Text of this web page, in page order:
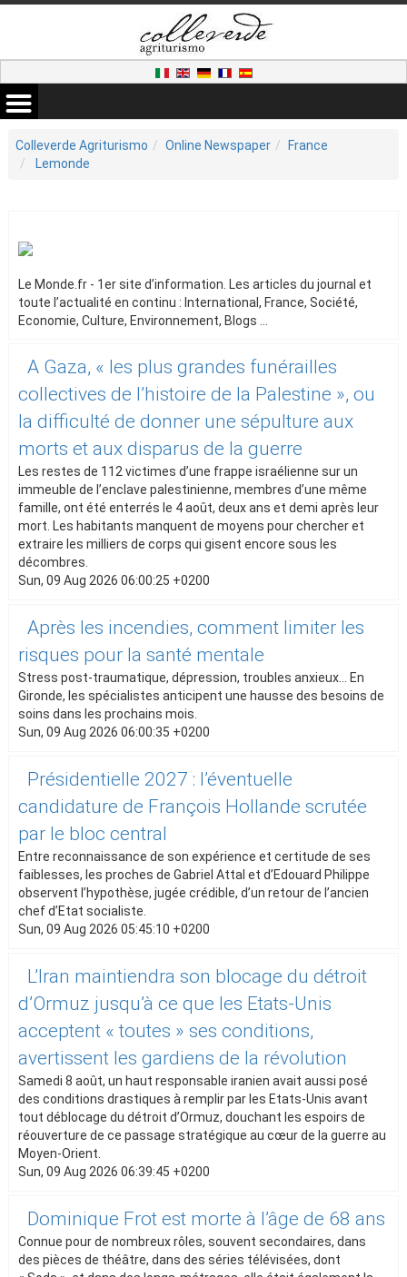
Colleverde Agriturismo Online Newspaper
France
Lemonde
Le Monde.fr - 1er site d’information. Les articles du journal et
toute l’actualité en continu : International, France, Société,
Economie, Culture, Environnement, Blogs ...
A Gaza, « les plus grandes funérailles
collectives de l’histoire de la Palestine », ou
la difficulté de donner une sépulture aux
morts et aux disparus de la guerre
Les restes de 112 victimes d’une frappe israélienne sur un
immeuble de l’enclave palestinienne, membres d’une même
famille, ont été enterrés le 4 août, deux ans et demi après leur
mort. Les habitants manquent de moyens pour chercher et
extraire les milliers de corps qui gisent encore sous les
décombres.
Sun, 09 Aug 2026 06:00:25 +0200
Après les incendies, comment limiter les
risques pour la santé mentale
Stress post-traumatique, dépression, troubles anxieux… En
Gironde, les spécialistes anticipent une hausse des besoins de
soins dans les prochains mois.
Sun, 09 Aug 2026 06:00:35 +0200
Présidentielle 2027 : l’éventuelle
candidature de François Hollande scrutée
par le bloc central
Entre reconnaissance de son expérience et certitude de ses
faiblesses, les proches de Gabriel Attal et d’Edouard Philippe
observent l’hypothèse, jugée crédible, d’un retour de l’ancien
chef d’Etat socialiste.
Sun, 09 Aug 2026 05:45:10 +0200
L’Iran maintiendra son blocage du détroit
d’Ormuz jusqu’à ce que les Etats-Unis
acceptent « toutes » ses conditions,
avertissent les gardiens de la révolution
Samedi 8 août, un haut responsable iranien avait aussi posé
des conditions drastiques à remplir par les Etats-Unis avant
tout déblocage du détroit d’Ormuz, douchant les espoirs de
réouverture de ce passage stratégique au cœur de la guerre au
Moyen-Orient.
Sun, 09 Aug 2026 06:39:45 +0200
Dominique Frot est morte à l’âge de 68 ans
Connue pour de nombreux rôles, souvent secondaires, dans
des pièces de théâtre, dans des séries télévisées, dont